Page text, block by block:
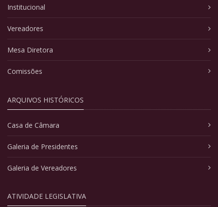
Institucional
Vereadores
Mesa Diretora
Comissões
ARQUIVOS HISTÓRICOS
Casa de Câmara
Galeria de Presidentes
Galeria de Vereadores
ATIVIDADE LEGISLATIVA